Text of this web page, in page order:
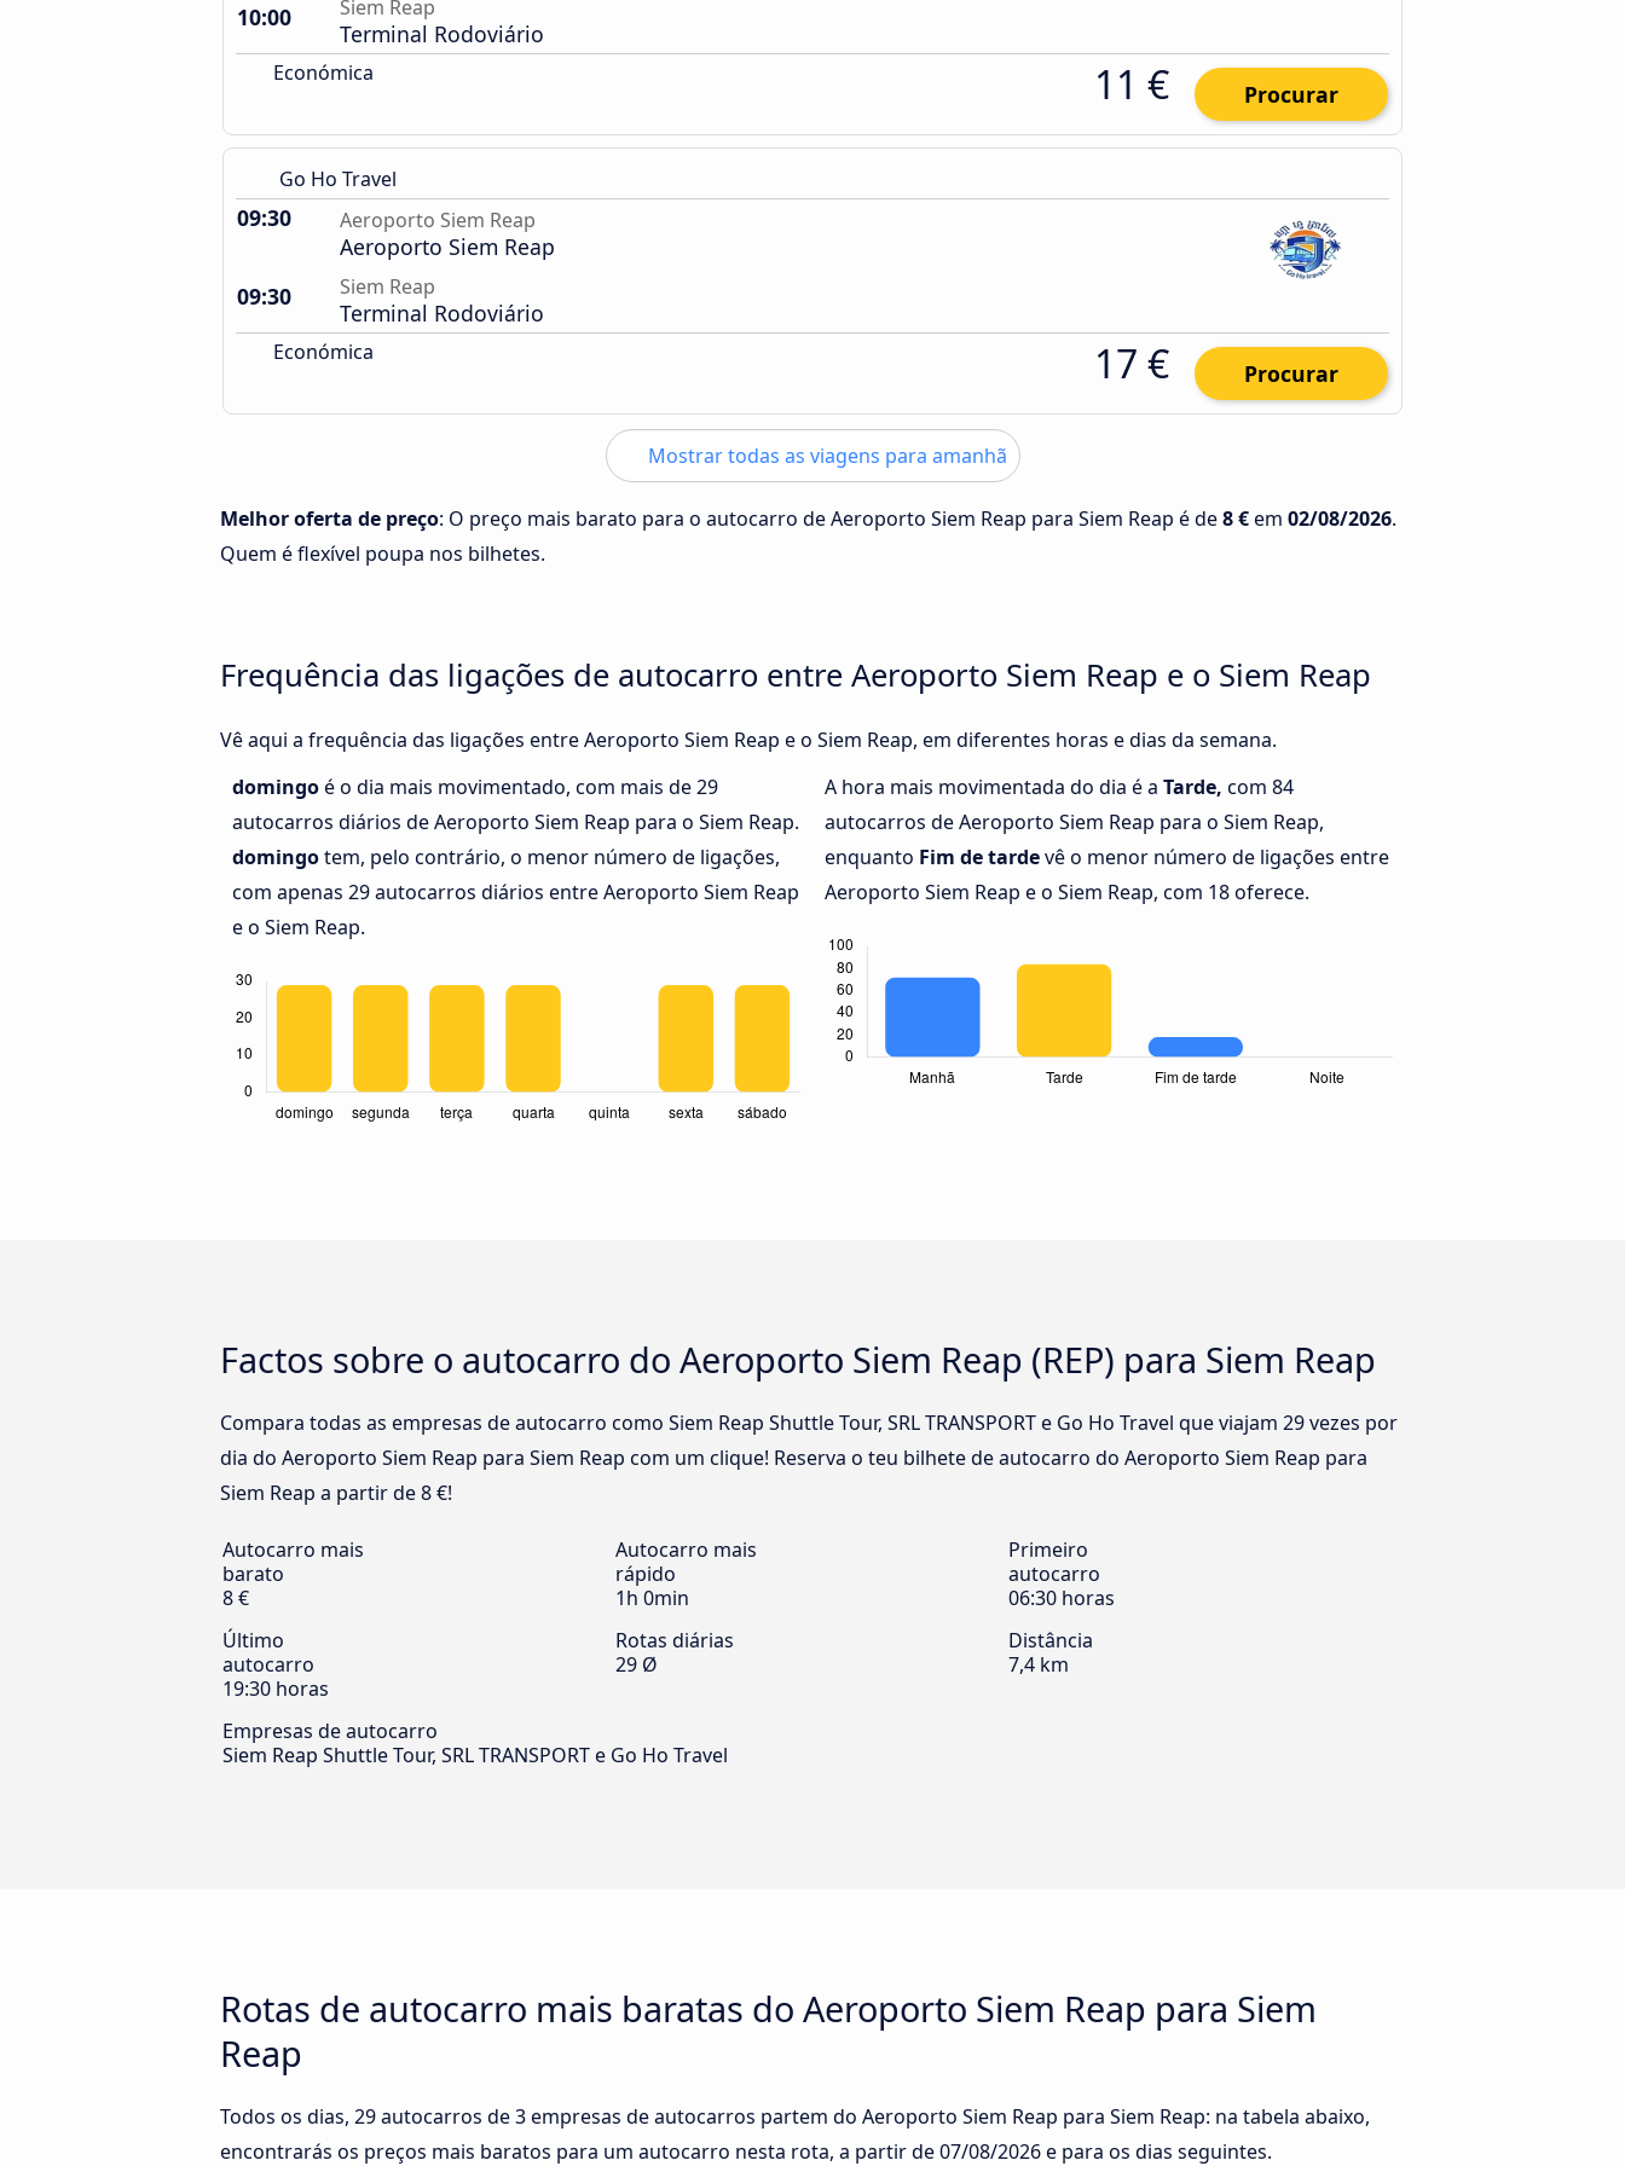
10:00
Siem Reap
Terminal Rodoviário
Económica 11 € Procurar
Go Ho Travel
09:30 Aeroporto Siem Reap
Aeroporto Siem Reap
09:30
Siem Reap
Terminal Rodoviário
Económica 17 € Procurar
Mostrar todas as viagens para amanhã
Melhor oferta de preço: O preço mais barato para o autocarro de Aeroporto Siem Reap para Siem Reap é de8 €em 02/08/2026.
Quem é flexível poupa nos bilhetes.
Frequência das ligações de autocarro entre Aeroporto Siem Reap e o Siem Reap
Vê aqui a frequência das ligações entre Aeroporto Siem Reap e o Siem Reap, em diferentes horas e dias da semana.
domingoé o dia mais movimentado, com mais de 29
autocarros diários de Aeroporto Siem Reap para o Siem Reap.
domingotem, pelo contrário, o menor número de ligações,
com apenas 29 autocarros diários entre Aeroporto Siem Reap
e o Siem Reap.
A hora mais movimentada do dia é a Tarde, com 84
autocarros de Aeroporto Siem Reap para o Siem Reap,
enquanto Fim de tardevê o menor número de ligações entre
Aeroporto Siem Reap e o Siem Reap, com 18 oferece.
Factos sobre o autocarro do Aeroporto Siem Reap (REP) para Siem Reap
Compara todas as empresas de autocarro como Siem Reap Shuttle Tour, SRL TRANSPORT e Go Ho Travel que viajam 29 vezes por
dia do Aeroporto Siem Reap para Siem Reap com um clique! Reserva o teu bilhete de autocarro do Aeroporto Siem Reap para
Siem Reap a partir de 8 €!
Autocarro mais
barato
8 €
Autocarro mais
rápido
1h 0min
Primeiro
autocarro
06:30 horas
Último
autocarro
19:30 horas
Rotas diárias
29 Ø
Distância
7,4 km
Empresas de autocarro
Siem Reap Shuttle Tour, SRL TRANSPORT e Go Ho Travel
Rotas de autocarro mais baratas do Aeroporto Siem Reap para Siem
Reap
Todos os dias, 29 autocarros de 3 empresas de autocarros partem do Aeroporto Siem Reap para Siem Reap: na tabela abaixo,
encontrarás os preços mais baratos para um autocarro nesta rota, a partir de07/08/2026e para os dias seguintes.